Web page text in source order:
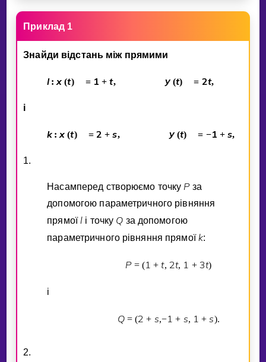
Приклад 1
Знайди вiдстань мiж прямими
l : x (t) = 1 + t, y (t) = 2t,
i
k : x (t) = 2 + s, y (t) = −1 + s,
1.
Насамперед створюємо точку Pза
допомогою параметричного рiвняння
прямої l i точку Q за допомогою
параметричного рiвняння прямої k:
P = (1 + t, 2t, 1 + 3t)
i
Q = (2 + s,−1 + s, 1 + s).
2.